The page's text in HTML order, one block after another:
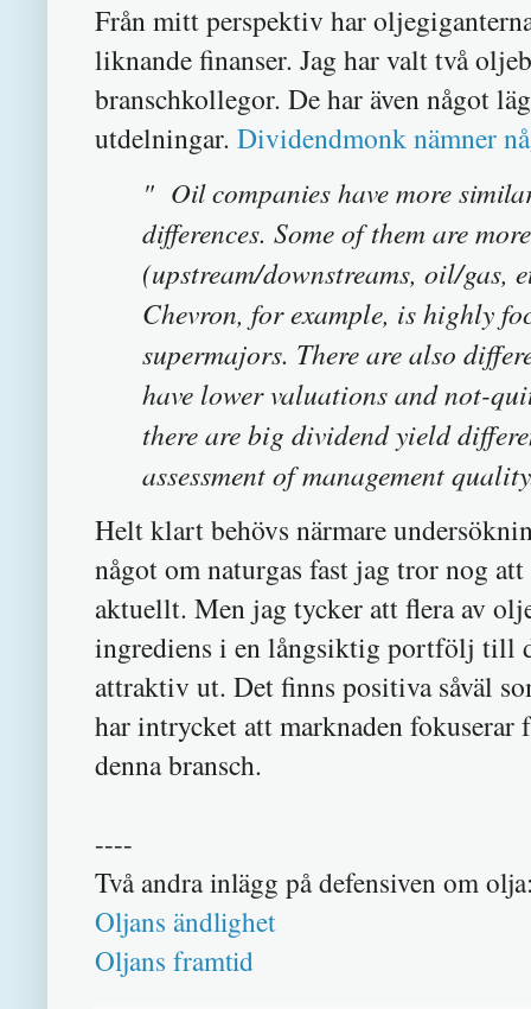
Från mitt perspektiv har
liknande finanser. Jag har valt två
branschkollegor. De har även något
utdelningar. Dividendmonk nämner
" Oil companies have more
differences. Some of themare
(upstream/downstreams, oil/gas,
Chevron, for example, is highly
supermajors. There are also
have lower valuations and not-
there are big dividend yield
assessment of management
Helt klart behövs närmare
något om naturgas fast jag tror nog
aktuellt. Men jag tycker att flera av
ingrediens i en långsiktig portfölj till
attraktiv ut. Det finns positiva såväl
har intrycket att marknaden fokuserar
denna bransch.
----
Två andra inlägg på defensiven om
Oljans ändlighet
Oljans framtid